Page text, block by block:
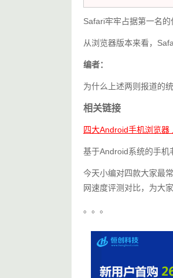
Safari牢牢占据第一名
从浏览器版本来看，
编者：
为什么上述两则报道的
相关链接
四大Android手机浏览器
基于Android系统的手机
今天小编对四款大家最
网速度评测对比，为大
。。。